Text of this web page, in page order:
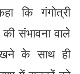
कि गंगोत्री
की संभावना वाले
रखने के साथ ही